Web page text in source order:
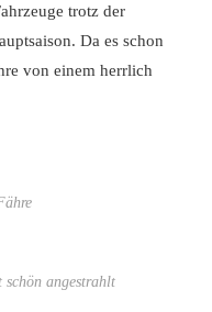
trotz der
Da es schon
von einem herrlich
angestrahlt